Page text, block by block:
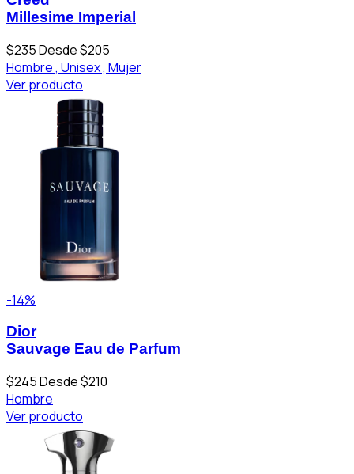
Millesime Imperial
$235Desde $205
Hombre , Unisex , Mujer
Ver producto
-14%
Dior
Sauvage Eau de Parfum
$245Desde $210
Hombre
Ver producto